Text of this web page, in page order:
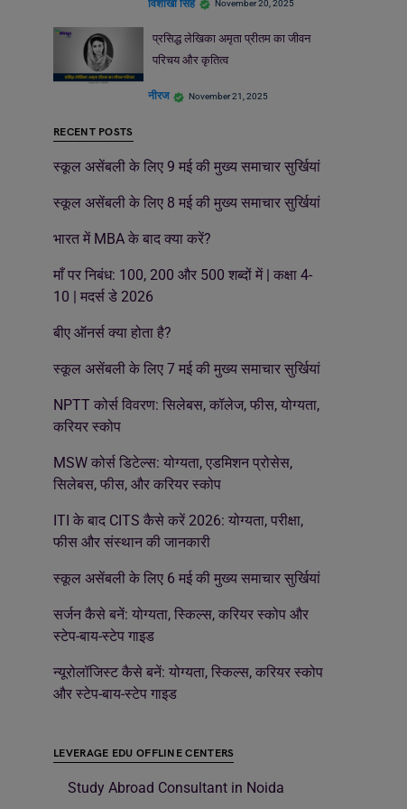
विशाखा सिंह November 20, 2025
प्रसिद्ध लेखिका अमृता प्रीतम का जीवन
परिचय और कृतित्व
नीरज November 21, 2025
RECENT POSTS
स्कूल असेंबली के लिए 9 मई की मुख्य समाचार सुर्खियां
स्कूल असेंबली के लिए 8 मई की मुख्य समाचार सुर्खियां
भारत में MBA के बाद क्या करें?
माँ पर निबंध: 100, 200 और 500 शब्दों में | कक्षा 4-
10 | मदर्स डे 2026
बीए ऑनर्स क्या होता है?
स्कूल असेंबली के लिए 7 मई की मुख्य समाचार सुर्खियां
NPTT कोर्स विवरण: सिलेबस, कॉलेज, फीस, योग्यता,
करियर स्कोप
MSW कोर्स डिटेल्स: योग्यता, एडमिशन प्रोसेस,
सिलेबस, फीस, और करियर स्कोप
ITI के बाद CITS कैसे करें 2026: योग्यता, परीक्षा,
फीस और संस्थान की जानकारी
स्कूल असेंबली के लिए 6 मई की मुख्य समाचार सुर्खियां
सर्जन कैसे बनें: योग्यता, स्किल्स, करियर स्कोप और
स्टेप-बाय-स्टेप गाइड
न्यूरोलॉजिस्ट कैसे बनें: योग्यता, स्किल्स, करियर स्कोप
और स्टेप-बाय-स्टेप गाइड
LEVERAGE EDU OFFLINE CENTERS
Study Abroad Consultant in Noida